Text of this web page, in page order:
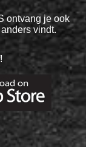
ontvang je ook
vindt.